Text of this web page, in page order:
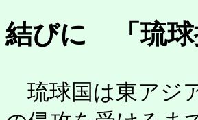
結びに 「琉球
琉球国は東アジ